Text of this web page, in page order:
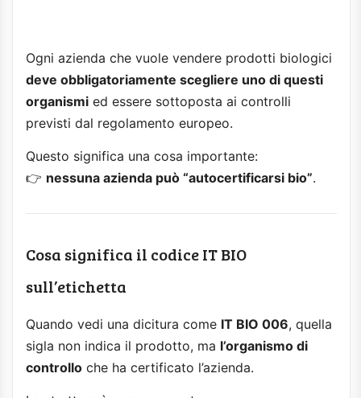
Ogni azienda che vuole vendere prodotti biologici
deve obbligatoriamente scegliere uno di questi
organismi ed essere sottoposta ai controlli
previsti dal regolamento europeo.
Questo significa una cosa importante:
👉 nessuna azienda può “autocertificarsi bio”.
Cosa significa il codice IT BIO
sull’etichetta
Quando vedi una dicitura come IT BIO 006, quella
sigla non indica il prodotto, ma l’organismo di
controllo che ha certificato l’azienda.